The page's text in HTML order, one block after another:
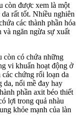
còn được xem là một
rất tốt. Nhiều nghiên
các thành phần hóa
và ngăn ngừa sự xuất
còn có chứa những
vi khuẩn hoạt động ở
chứng rối loạn da
da, nổi mề đay hay
phần axit béo thiết
lợi trong quả nhàu
khỏe mạnh của làn